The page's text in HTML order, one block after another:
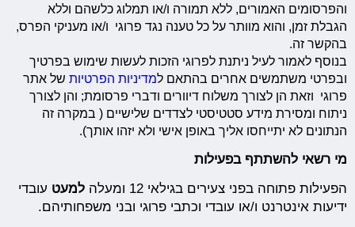
והפרסומים האמורים, ללא תמורה ו/או תמלוג כלשהם וללא
הגבלת זמן, והוא מוותר על כל טענה נגד פרוגי ו/או מעניקי הפרס,
בהקשר זה.
בנוסף לאמור לעיל ניתנת לפרוגי הזכות לעשות שימוש בפרטיך
ובפרטי משתמשים אחרים בהתאם למדיניות הפרטיות של אתר
פרוגי וזאת הן לצורך משלוח דיוורים ודברי פרסומת; והן לצורך
ניתוח ומסירת מידע סטטיסטי לצדדים שלישיים ( במקרה זה
הנתונים לא יתייחסו אליך באופן אישי ולא יזהו אותך).
מי רשאי להשתתף בפעילות
הפעילות פתוחה בפני צעירים בגילאי 12 ומעלה
למעט עובדי
ידיעות אינטרנט ו/או עובדי וכתבי פרוגי ובני משפחותיהם.